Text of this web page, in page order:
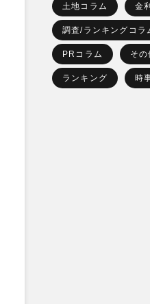
土地コラム 金
調査/ランキングコラ
PRコラム その
ランキング 時